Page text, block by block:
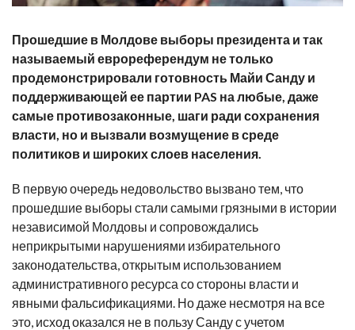
Прошедшие в Молдове выборы президента и так
называемый еврореферендум не только
продемонстрировали готовность Майи Санду и
поддерживающей ее партии PAS на любые, даже
самые противозаконные, шаги ради сохранения
власти, но и вызвали возмущение в среде
политиков и широких слоев населения.
В первую очередь недовольство вызвано тем, что
прошедшие выборы стали самыми грязными в истории
независимой Молдовы и сопровождались
неприкрытыми нарушениями избирательного
законодательства, открытым использованием
административного ресурса со стороны власти и
явными фальсификациями. Но даже несмотря на все
это, исход оказался не в пользу Санду с учетом